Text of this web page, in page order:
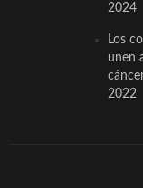
2024
Los
unen
2022